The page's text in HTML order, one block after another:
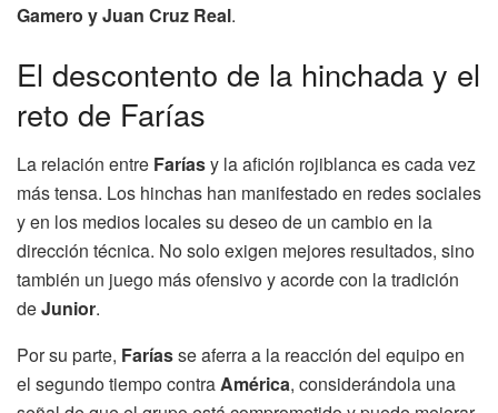
Gamero y Juan Cruz Real.
El descontento de la hinchada y el
reto de Farías
La relación entre Faríasy la afición rojiblanca es cada vez
más tensa. Los hinchas han manifestado en redes sociales
y en los medios locales su deseo de un cambio en la
dirección técnica. No solo exigen mejores resultados, sino
también un juego más ofensivo y acorde con la tradición
deJunior.
Por su parte, Faríasse aferra a la reacción del equipo en
el segundo tiempo contraAmérica, considerándola una